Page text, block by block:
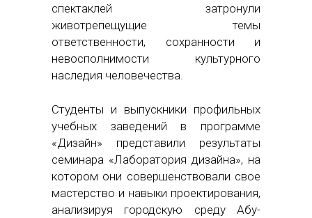
спектаклей затронули
животрепещущие темы
ответственности, сохранности и
невосполнимости культурного
наследия человечества.
Студенты и выпускники профильных
учебных заведений в программе
«Дизайн» представили результаты
семинара «Лаборатория дизайна», на
котором они совершенствовали свое
мастерство и навыки проектирования,
анализируя городскую среду Абу-